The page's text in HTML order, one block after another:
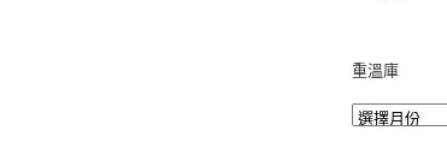
重溫庫